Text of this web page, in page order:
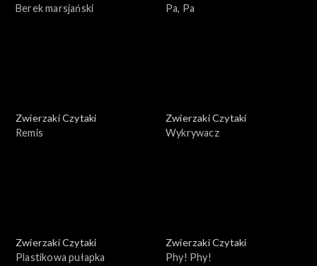
Berek marsjański
Pa, Pa
Zwierzaki Czytaki
Remis
Zwierzaki Czytaki
Wykrywacz
Zwierzaki Czytaki
Plastikowa pułapka
Zwierzaki Czytaki
Phy! Phy!